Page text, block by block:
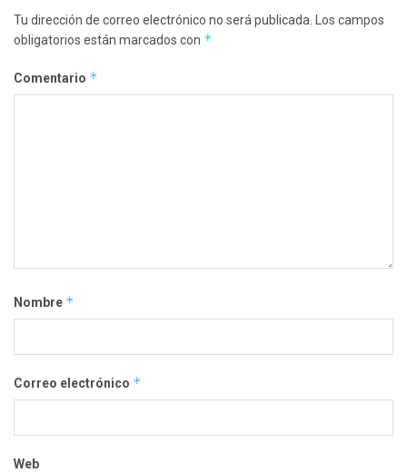
Tu dirección de correo electrónico no será publicada.
Los campos
obligatorios están marcados con *
Comentario *
Nombre *
Correo electrónico *
Web